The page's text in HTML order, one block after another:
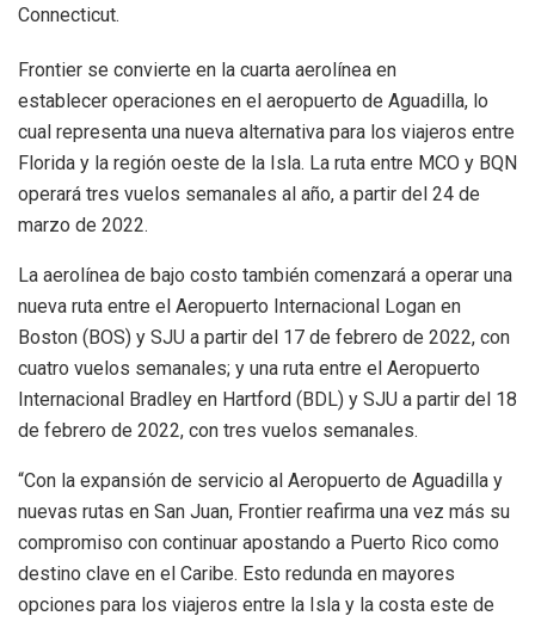
Connecticut.
Frontier se convierte en la cuarta aerolínea en
establecer operaciones en el aeropuerto de Aguadilla, lo
cual representa una nueva alternativa para los viajeros entre
Florida y la región oeste de la Isla. La ruta entre MCO y BQN
operará tres vuelos semanales al año, a partir del 24 de
marzo de 2022.
La aerolínea de bajo costo también comenzará a operar una
nueva ruta entre el Aeropuerto Internacional Logan en
Boston (BOS) y SJU a partir del 17 de febrero de 2022, con
cuatro vuelos semanales; y una ruta entre el Aeropuerto
Internacional Bradley en Hartford (BDL) y SJU a partir del 18
de febrero de 2022, con tres vuelos semanales.
“Con la expansión de servicio al Aeropuerto de Aguadilla y
nuevas rutas en San Juan, Frontier reafirma una vez más su
compromiso con continuar apostando a Puerto Rico como
destino clave en el Caribe. Esto redunda en mayores
opciones para los viajeros entre la Isla y la costa este de